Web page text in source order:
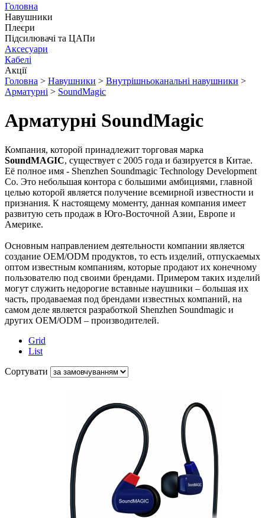
Головна
Навушники
Плеєри
Підсилювачі та ЦАПи
Аксесуари
Кабелі
Акції
Головна > Навушники > Внутрішньоканальні навушники >
Арматурні > SoundMagic
Арматурні SoundMagic
Компания, которой принадлежит торговая марка
SoundMAGIC, существует с 2005 года и базируется в Китае.
Её полное имя - Shenzhen Soundmagic Technology Development
Co. Это небольшая контора с большими амбициями, главной
целью которой является получение всемирной известности и
признания. К настоящему моменту, данная компания имеет
развитую сеть продаж в Юго-Восточной Азии, Европе и
Америке.
Основным направлением деятельности компании является
создание OEM/ODM продуктов, то есть изделий, отпускаемых
оптом известным компаниям, которые продают их конечному
пользователю под своими брендами. Примером таких изделий
могут служить недорогие вставные наушники – большая их
часть, продаваемая под брендами известных компаний, на
самом деле является разработкой Shenzhen Soundmagic и
других OEM/ODM – производителей.
Grid
List
Сортувати